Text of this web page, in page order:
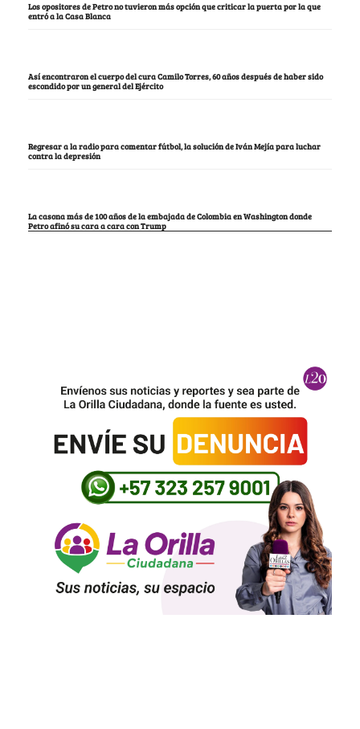
Los opositores de Petro no tuvieron más opción que criticar la puerta por la que
entró a la Casa Blanca
Así encontraron el cuerpo del cura Camilo Torres, 60 años después de haber sido
escondido por un general del Ejército
Regresar a la radio para comentar fútbol, la solución de Iván Mejía para luchar
contra la depresión
La casona más de 100 años de la embajada de Colombia en Washington donde
Petro afinó su cara a cara con Trump